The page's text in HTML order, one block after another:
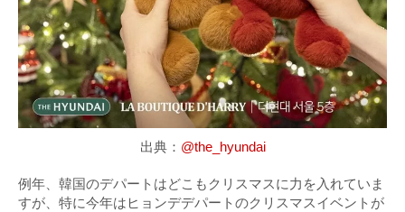
出典： @the_hyundai
例年、韓国のデパートはどこもクリスマスに力を入れていま
すが、特に今年はヒョンデデパートのクリスマスイベントが